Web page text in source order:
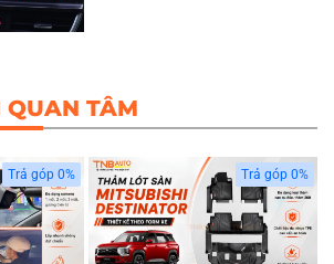
QUAN TÂM
Trả góp 0% Trả góp 0%